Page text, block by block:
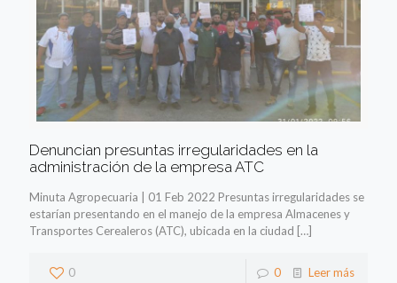
Denuncian presuntas irregularidades en la
administración de la empresa ATC
Minuta Agropecuaria | 01 Feb 2022 Presuntas irregularidades se
estarían presentando en el manejo de la empresa Almacenes y
Transportes Cerealeros (ATC), ubicada en la ciudad […]
0 0 Leer más